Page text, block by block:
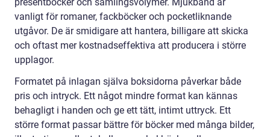
vanligt för romaner, fackböcker och pocketliknande
utgåvor. De är smidigare att hantera, billigare att skicka
och oftast mer kostnadseffektiva att producera i större
upplagor.
Formatet på inlagan själva boksidorna påverkar både
pris och intryck. Ett något mindre format kan kännas
behagligt i handen och ge ett tätt, intimt uttryck. Ett
större format passar bättre för böcker med många bilder,